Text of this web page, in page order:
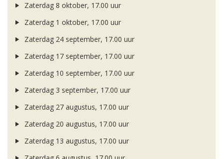
Zaterdag 8 oktober, 17.00 uur
Zaterdag 1 oktober, 17.00 uur
Zaterdag 24 september, 17.00 uur
Zaterdag 17 september, 17.00 uur
Zaterdag 10 september, 17.00 uur
Zaterdag 3 september, 17.00 uur
Zaterdag 27 augustus, 17.00 uur
Zaterdag 20 augustus, 17.00 uur
Zaterdag 13 augustus, 17.00 uur